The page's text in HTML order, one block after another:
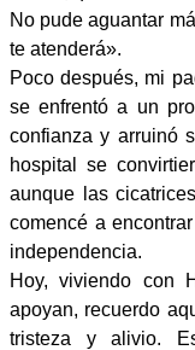
No pude aguantar
te atenderá».
Poco después, mi
se enfrentó a un
confianza y arruinó
hospital se
aunque las
comencé a
independencia.
Hoy, viviendo con
apoyan, recuerdo
tristeza y alivio.